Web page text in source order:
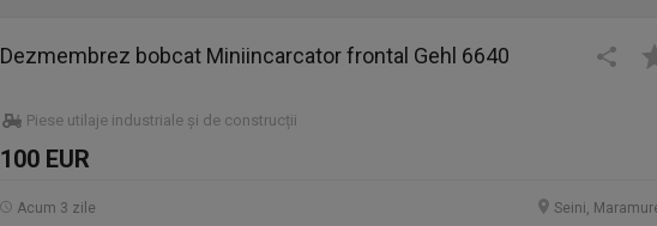
Dezmembrez bobcat Miniincarcator frontal Gehl 6640
Piese utilaje industriale și de construcții
100 EUR
Seini,
Acum 3 zile